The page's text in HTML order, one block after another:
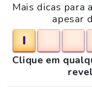
Mais dicas para
apesar
I
Clique em